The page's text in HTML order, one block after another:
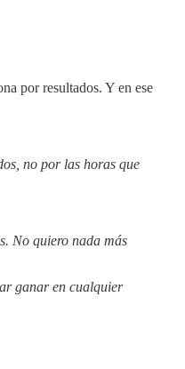
por resultados. Y en ese
no por las horas que
No quiero nada más
ganar en cualquier